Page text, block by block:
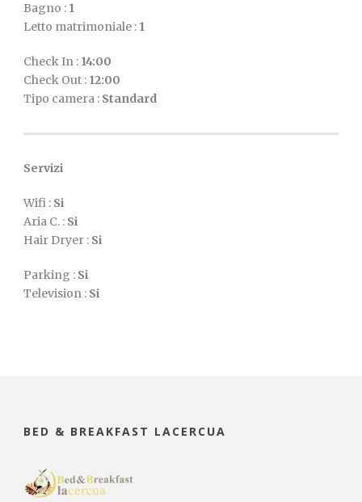
Bagno : 1
Letto matrimoniale : 1
Check In : 14:00
Check Out : 12:00
Tipo camera : Standard
Servizi
Wifi : Si
Aria C. : Si
Hair Dryer : Si
Parking : Si
Television : Si
BED & BREAKFAST LACERCUA